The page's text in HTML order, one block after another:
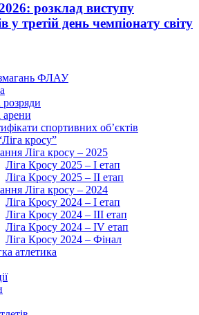
розклад виступу
у третій день чемпіонату світу
ФЛАУ
арени
спортивних об’єктів
кросу”
Ліга кросу – 2025
Ліга Кросу 2025 – I етап
Ліга Кросу 2025 – II етап
Ліга кросу – 2024
Ліга Кросу 2024 – I етап
Ліга Кросу 2024 – III етап
Ліга Кросу 2024 – IV етап
Ліга Кросу 2024 – Фінал
атлетика